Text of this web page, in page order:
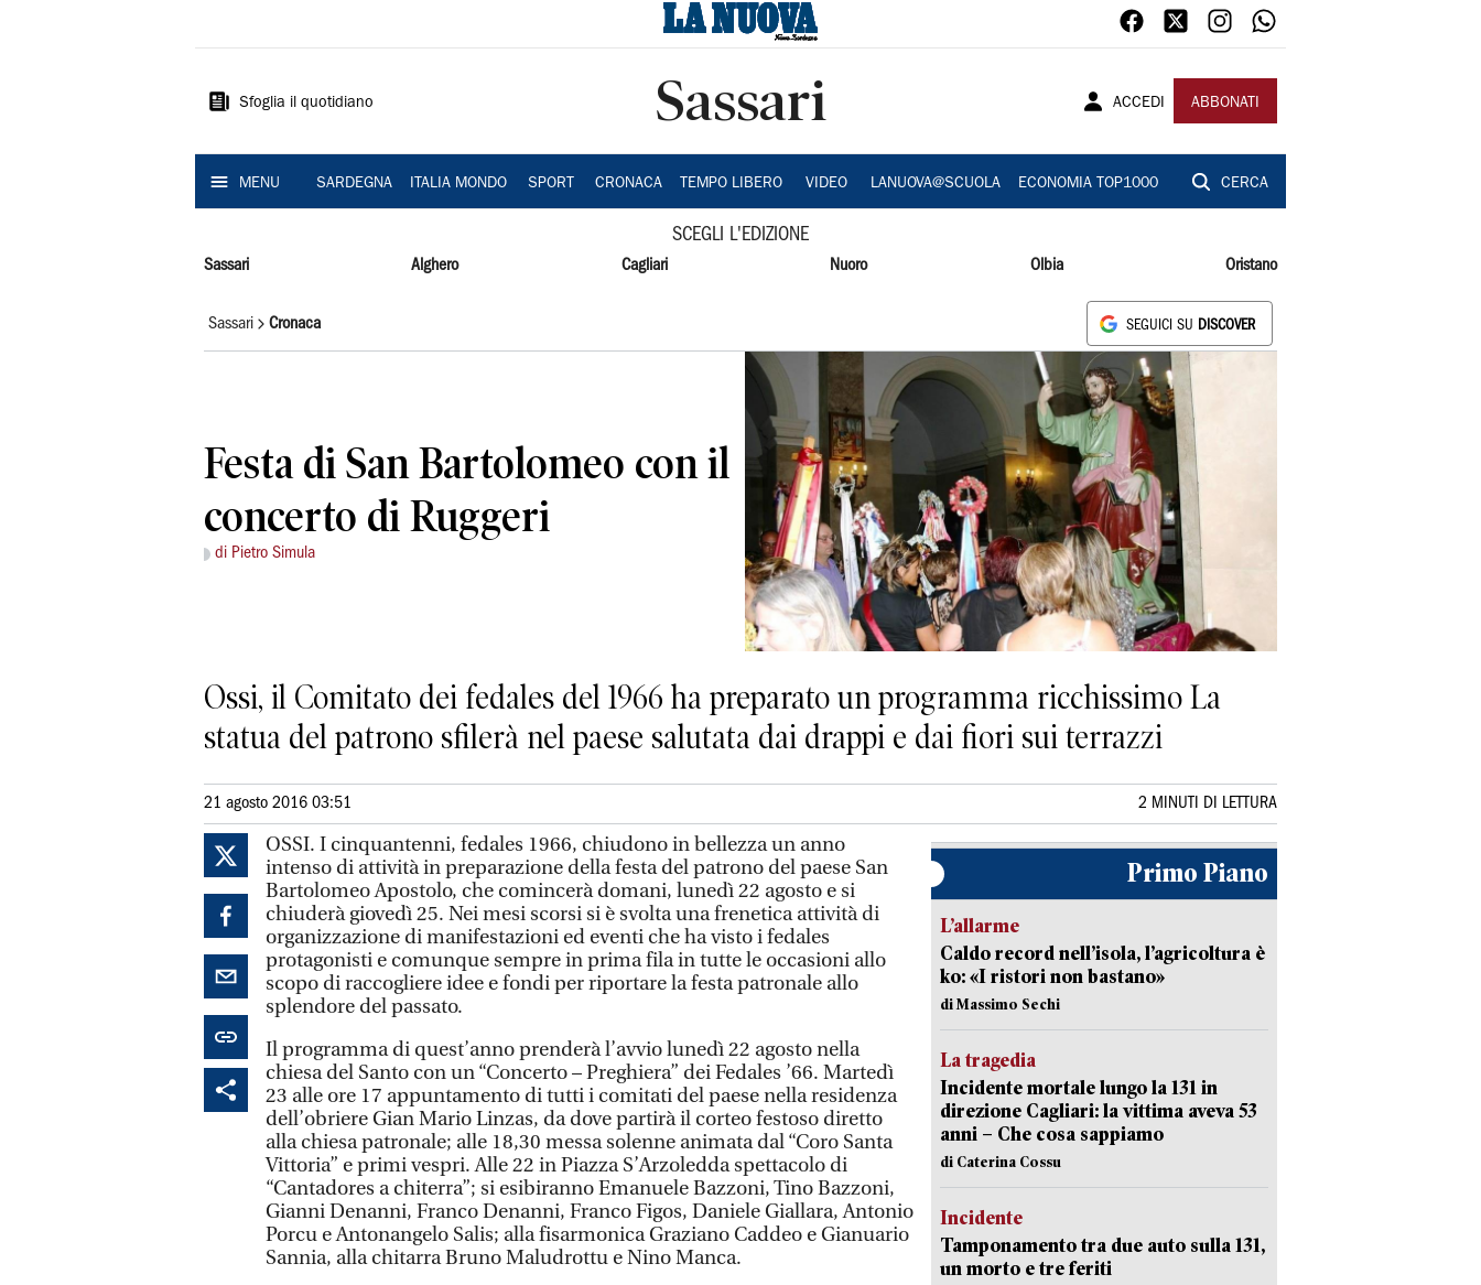
Sardegna
Sfoglia il quotidiano Sassari ACCEDI ABBONATI
MENU SARDEGNA ITALIA MONDO SPORT CRONACA TEMPO LIBERO VIDEO LANUOVA@SCUOLA ECONOMIA TOP1000 CERCA
SCEGLI L'EDIZIONE
Sassari Alghero Cagliari Nuoro Olbia Oristano
Sassari Cronaca SEGUICI SU DISCOVER
Festa di San Bartolomeo con il
concerto di Ruggeri
di Pietro Simula
Ossi, il Comitato dei fedales del 1966 ha preparato un programma ricchissimo La
statua del patrono sfilerà nel paese salutata dai drappi e dai fiori sui terrazzi
21 agosto 2016 03:51 2 MINUTI DI LETTURA
OSSI. I cinquantenni, fedales 1966, chiudono in bellezza un anno
intenso di attività in preparazione della festa del patrono del paese San
Bartolomeo Apostolo, che comincerà domani, lunedì 22 agosto e si
chiuderà giovedì 25. Nei mesi scorsi si è svolta una frenetica attività di
organizzazione di manifestazioni ed eventi che ha visto i fedales
protagonisti e comunque sempre in prima fila in tutte le occasioni allo
scopo di raccogliere idee e fondi per riportare la festa patronale allo
splendore del passato.
Il programma di quest’anno prenderà l’avvio lunedì 22 agosto nella
chiesa del Santo con un “Concerto – Preghiera” dei Fedales ’66. Martedì
23 alle ore 17 appuntamento di tutti i comitati del paese nella residenza
dell’obriere Gian Mario Linzas, da dove partirà il corteo festoso diretto
alla chiesa patronale; alle 18,30 messa solenne animata dal “Coro Santa
Vittoria” e primi vespri. Alle 22 in Piazza S’Arzoledda spettacolo di
“Cantadores a chiterra”; si esibiranno Emanuele Bazzoni, Tino Bazzoni,
Gianni Denanni, Franco Denanni, Franco Figos, Daniele Giallara, Antonio
Porcu e Antonangelo Salis; alla fisarmonica Graziano Caddeo e Gianuario
Sannia, alla chitarra Bruno Maludrottu e Nino Manca.
Primo Piano
L’allarme
Caldo record nell’isola, l’agricoltura è
ko: «I ristori non bastano»
di Massimo Sechi
La tragedia
Incidente mortale lungo la 131 in
direzione Cagliari: la vittima aveva 53
anni – Che cosa sappiamo
di Caterina Cossu
Incidente
Tamponamento tra due auto sulla 131,
un morto e tre feriti